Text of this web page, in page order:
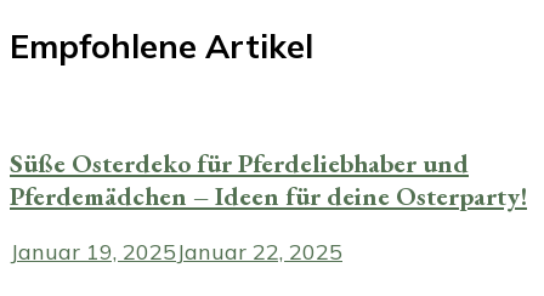
Empfohlene Artikel
Süße Osterdeko für Pferdeliebhaber und
Pferdemädchen – Ideen für deine Osterparty!
Januar 19, 2025Januar 22, 2025